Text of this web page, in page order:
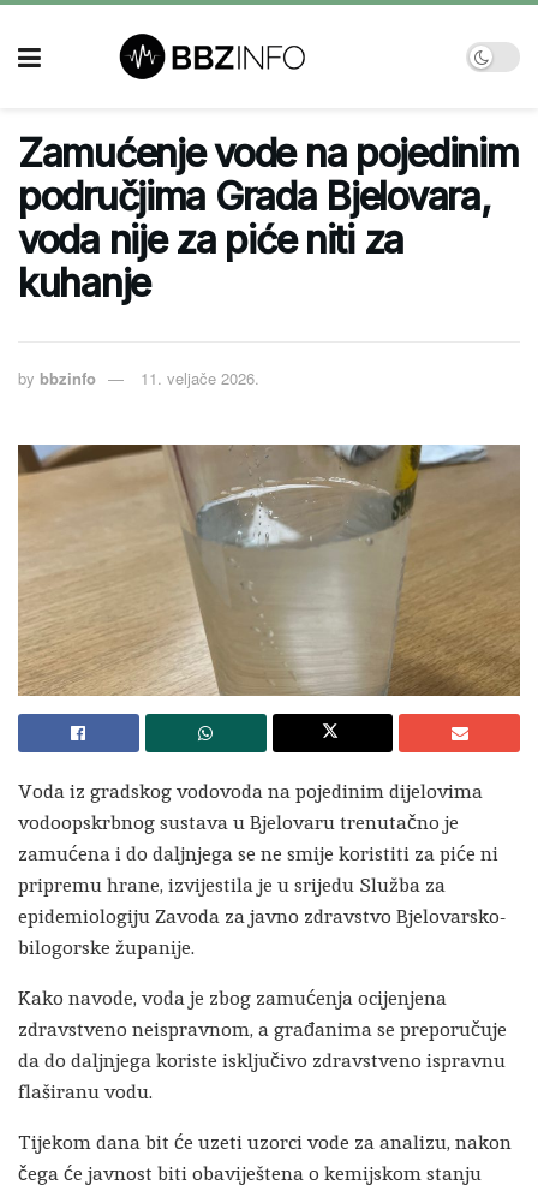
Zamućenje vode na pojedinim
područjima Grada Bjelovara,
voda nije za piće niti za
kuhanje
by bbzinfo 11. veljače 2026.
Voda iz gradskog vodovoda na pojedinim dijelovima
vodoopskrbnog sustava u Bjelovaru trenutačno je
zamućena i do daljnjega se ne smije koristiti za piće ni
pripremu hrane, izvijestila je u srijedu Služba za
epidemiologiju Zavoda za javno zdravstvo Bjelovarsko-
bilogorske županije.
Kako navode, voda je zbog zamućenja ocijenjena
zdravstveno neispravnom, a građanima se preporučuje
da do daljnjega koriste isključivo zdravstveno ispravnu
flaširanu vodu.
Tijekom dana bit će uzeti uzorci vode za analizu, nakon
čega će javnost biti obaviještena o kemijskom stanju